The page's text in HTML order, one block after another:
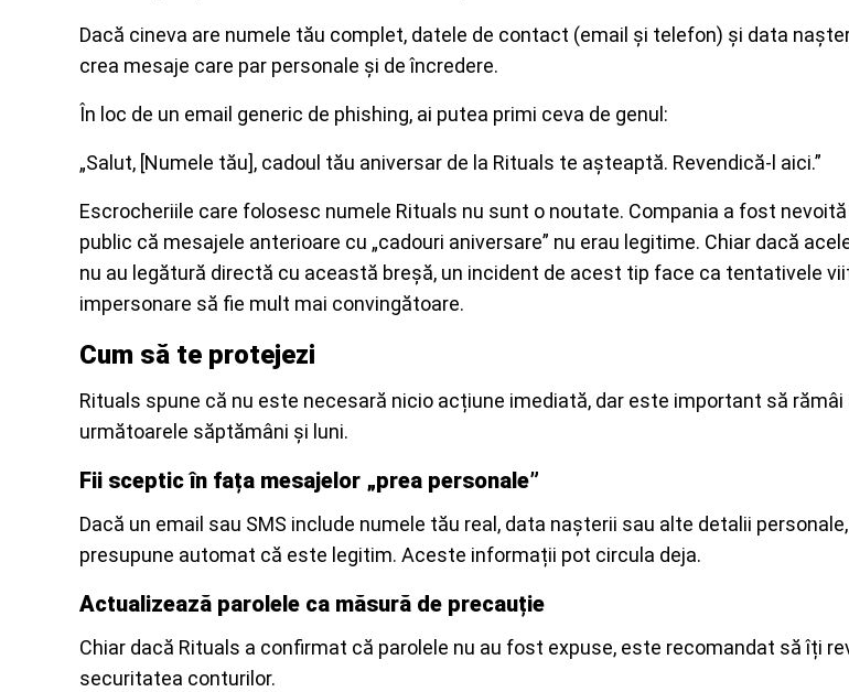
Dacă cineva are numele tău complet, datele de contact (email și telefon) și data
crea mesaje care par personale și de încredere.
În loc de un email generic de phishing, ai putea primi ceva de genul:
„Salut, [Numele tău], cadoul tău aniversar de la Rituals te așteaptă. Revendică-l aici.”
Escrocheriile care folosesc numele Rituals nu sunt o noutate. Compania a fost
public că mesajele anterioare cu „cadouri aniversare” nu erau legitime. Chiar dacă
nu au legătură directă cu această breșă, un incident de acest tip face ca tentativele
impersonare să fie mult mai convingătoare.
Cum să te protejezi
Rituals spune că nu este necesară nicio acțiune imediată, dar este important să rămâi
următoarele săptămâni și luni.
Fii sceptic în fața mesajelor „prea personale”
Dacă un email sau SMS include numele tău real, data nașterii sau alte detalii
presupune automat că este legitim. Aceste informații pot circula deja.
Actualizează parolele ca măsură de precauție
Chiar dacă Rituals a confirmat că parolele nu au fost expuse, este recomandat să îți
securitatea conturilor.